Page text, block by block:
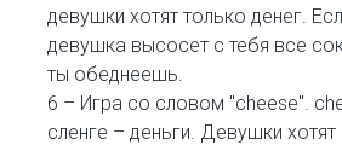
девушки хотят только денег.
девушка высосет с тебя все
ты обеднеешь.
6 – Игра со словом "cheese".
сленге – деньги. Девушки